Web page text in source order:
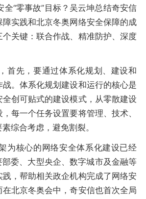
“零事故”目标？吴云坤总结奇安信
实践和北京冬奥网络安全保障的成
关键：联合作战、精准防护、深度
先，要通过体系化规划、建设和
。体系化规划建设和运行的核心是
创可贴式的建设模式，从零散建设
每一个任务设置要将管理、技术、
综合考虑，避免割裂。
为核心的网络安全体系化建设已经
委、大型央企、数字城市及金融等
，帮助相关政企机构完成了网络安
北京冬奥会中，奇安信也首次全局